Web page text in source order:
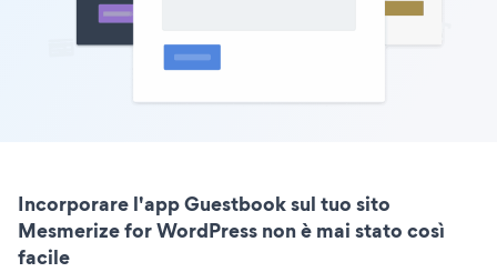
Incorporare l'app Guestbook sul tuo sito
Mesmerize for WordPress non è mai stato così
facile